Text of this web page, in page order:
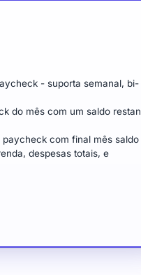
- suporta semanal, bi-
do mês com um saldo
com final mês saldo
despesas totais, e